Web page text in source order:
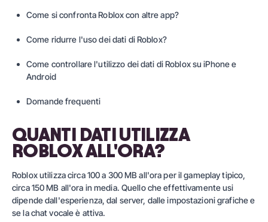
Come si confronta Roblox con altre app?
Come ridurre l'uso dei dati di Roblox?
Come controllare l'utilizzo dei dati di Roblox su iPhone e
Android
Domande frequenti
QUANTI DATI UTILIZZA
ROBLOX ALL'ORA?
Roblox utilizza circa 100 a 300 MB all'ora per il gameplay tipico,
circa 150 MB all'ora in media. Quello che effettivamente usi
dipende dall'esperienza, dal server, dalle impostazioni grafiche e
se la chat vocale è attiva.